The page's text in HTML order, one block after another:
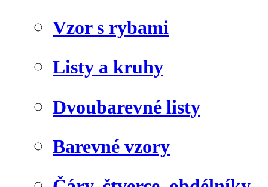
Vzor s rybami
Listy a kruhy
Dvoubarevné listy
Barevné vzory